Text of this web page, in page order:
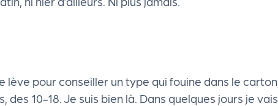
lève pour conseiller un type qui fouine dans le carton,
des 10-18. Je suis bien là. Dans quelques jours je vais